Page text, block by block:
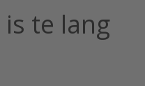
te lang